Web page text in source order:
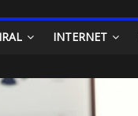
INTERNET